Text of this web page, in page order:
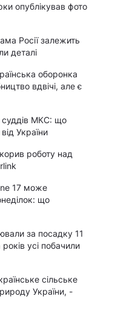
опублікував фото
Росії залежить
деталі
оборонка
вдвічі, але є
МКС: що
України
роботу над
17 може
що
за посадку 11
усі побачили
сільське
України, -